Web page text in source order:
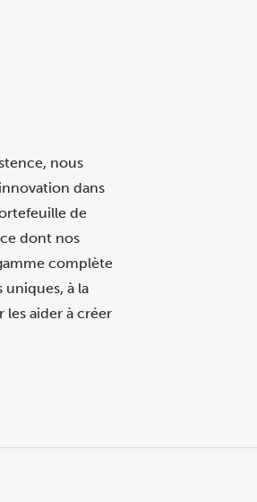
nous
dans
de
dont nos
complète
uniques, à la
aider à créer